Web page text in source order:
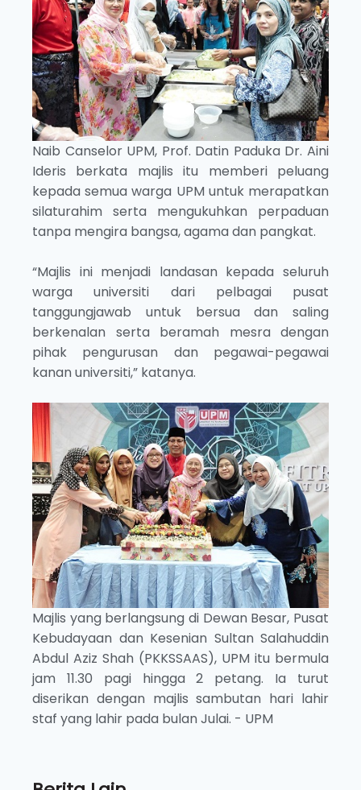
Naib Canselor UPM, Prof. Datin Paduka Dr. Aini
Ideris berkata majlis itu memberi peluang
kepada semua warga UPM untuk merapatkan
silaturahim serta mengukuhkan perpaduan
tanpa mengira bangsa, agama dan pangkat.
“Majlis ini menjadi landasan kepada seluruh
warga universiti dari pelbagai pusat
tanggungjawab untuk bersua dan saling
berkenalan serta beramah mesra dengan
pihak pengurusan dan pegawai-pegawai
kanan universiti,” katanya.
Majlis yang berlangsung di Dewan Besar, Pusat
Kebudayaan dan Kesenian Sultan Salahuddin
Abdul Aziz Shah (PKKSSAAS), UPM itu bermula
jam 11.30 pagi hingga 2 petang. Ia turut
diserikan dengan majlis sambutan hari lahir
staf yang lahir pada bulan Julai. - UPM